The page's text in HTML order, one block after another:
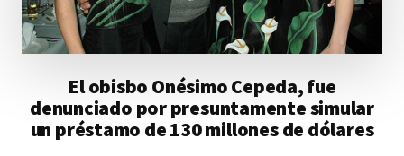
El obisbo Onésimo Cepeda, fue
denunciado por presuntamente simular
un préstamo de 130 millones de dólares